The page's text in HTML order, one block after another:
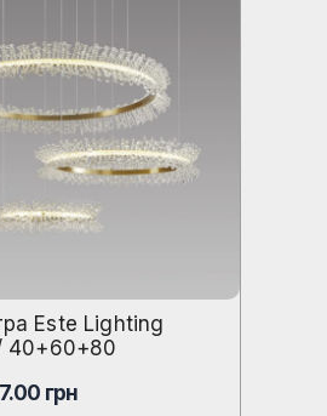
Este Lighting
40+60+80
грн